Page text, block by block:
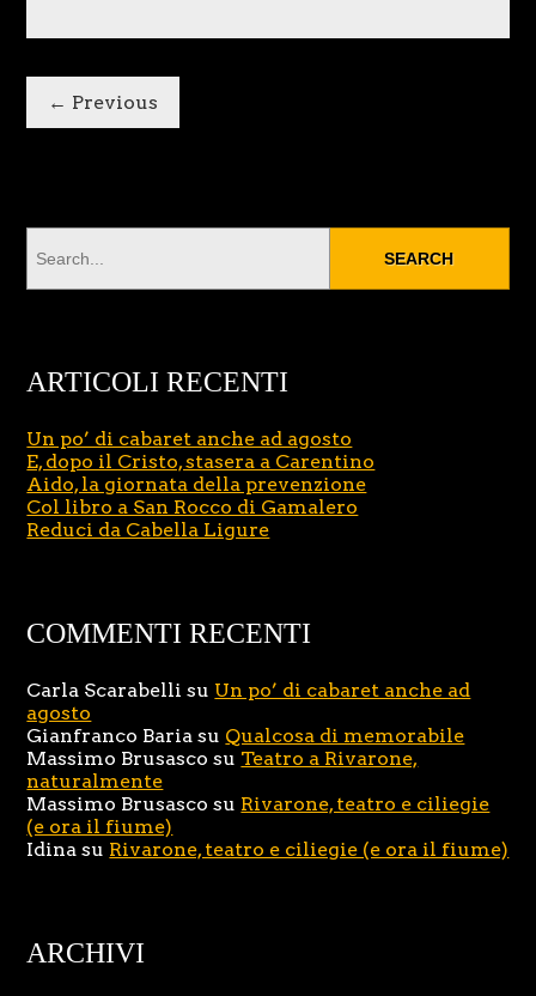
← Previous
ARTICOLI RECENTI
Un po’ di cabaret anche ad agosto
E, dopo il Cristo, stasera a Carentino
Aido, la giornata della prevenzione
Col libro a San Rocco di Gamalero
Reduci da Cabella Ligure
COMMENTI RECENTI
Carla Scarabelli su Un po’ di cabaret anche ad
agosto
Gianfranco Baria su Qualcosa di memorabile
Massimo Brusasco su Teatro a Rivarone,
naturalmente
Massimo Brusasco su Rivarone, teatro e ciliegie
(e ora il fiume)
Idina su Rivarone, teatro e ciliegie (e ora il fiume)
ARCHIVI